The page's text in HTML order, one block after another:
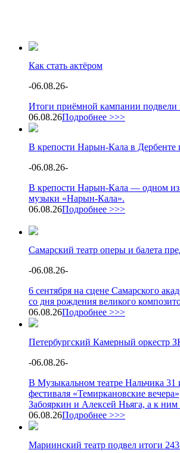
Как стать актёром
-06.08.26-
Итоги приёмной кампании
06.08.26Подробнее >>>
В крепости Нарын-Кала в Дербенте
-06.08.26-
В крепости Нарын-Кала — одном из
музыки «Нарын-Кала».
06.08.26Подробнее >>>
Самарский театр оперы и балета
-06.08.26-
6 сентября на сцене Самарского
со дня рождения великого
06.08.26Подробнее >>>
Петербургский Камерный оркестр
-06.08.26-
В Музыкальном театре Нальчика 31
фестиваля «Темиркановские
Забояркин и Алексей Ньяга, а к
06.08.26Подробнее >>>
Мариинский театр подвел итоги